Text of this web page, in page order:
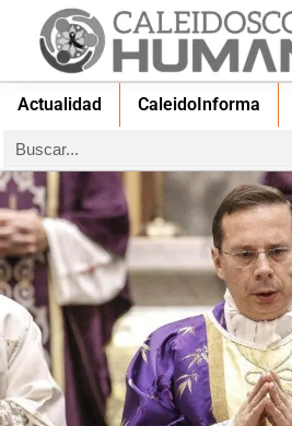
Actualidad CaleidoInforma